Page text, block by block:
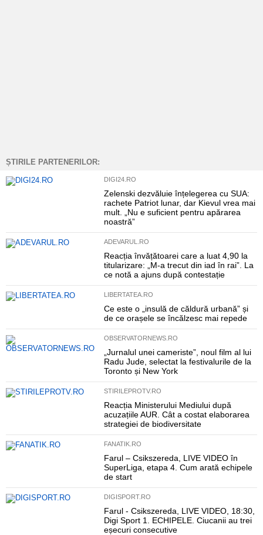
ȘTIRILE PARTENERILOR:
DIGI24.RO
Zelenski dezvăluie înțelegerea cu SUA:
rachete Patriot lunar, dar Kievul vrea mai
mult. „Nu e suficient pentru apărarea
noastră”
ADEVARUL.RO
Reacția învățătoarei care a luat 4,90 la
titularizare: „M-a trecut din iad în rai”. La
ce notă a ajuns după contestație
LIBERTATEA.RO
Ce este o „insulă de căldură urbană” și
de ce orașele se încălzesc mai repede
OBSERVATORNEWS.RO
„Jurnalul unei cameriste”, noul film al lui
Radu Jude, selectat la festivalurile de la
Toronto și New York
STIRILEPROTV.RO
Reacția Ministerului Mediului după
acuzațiile AUR. Cât a costat elaborarea
strategiei de biodiversitate
FANATIK.RO
Farul – Csikszereda, LIVE VIDEO în
SuperLiga, etapa 4. Cum arată echipele
de start
DIGISPORT.RO
Farul - Csikszereda, LIVE VIDEO, 18:30,
Digi Sport 1. ECHIPELE. Ciucanii au trei
eșecuri consecutive